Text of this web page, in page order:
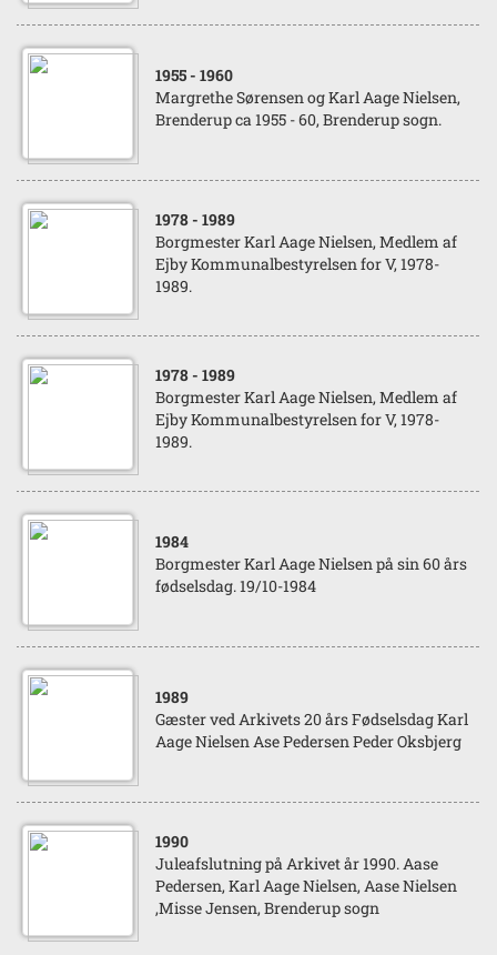
1955 - 1960
Margrethe Sørensen og Karl Aage Nielsen,
Brenderup ca 1955 - 60, Brenderup sogn.
1978 - 1989
Borgmester Karl Aage Nielsen, Medlem af
Ejby Kommunalbestyrelsen for V, 1978-
1989.
1978 - 1989
Borgmester Karl Aage Nielsen, Medlem af
Ejby Kommunalbestyrelsen for V, 1978-
1989.
1984
Borgmester Karl Aage Nielsen på sin 60 års
fødselsdag. 19/10-1984
1989
Gæster ved Arkivets 20 års Fødselsdag Karl
Aage Nielsen Ase Pedersen Peder Oksbjerg
1990
Juleafslutning på Arkivet år 1990. Aase
Pedersen, Karl Aage Nielsen, Aase Nielsen
,Misse Jensen, Brenderup sogn